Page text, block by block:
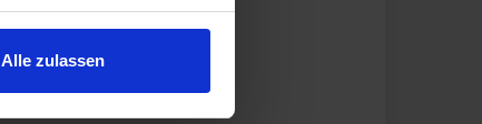
Alle zulassen